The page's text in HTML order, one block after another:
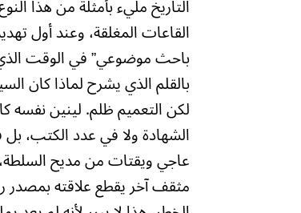
التاريخ مليء بأمثلة من هذا
القاعات المغلقة، وعند أول
باحث موضوعي” في الوقت
بالقلم الذي يشرح لماذا كان
لكن التعميم ظلم. لينين نفسه
الشهادة ولا في عدد الكتب،
عاجي ويقتات من مديح
مثقف آخر يقطع علاقته بمصدر